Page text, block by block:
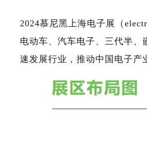
2024慕尼黑上海电子展（
电动车、汽车电子、三代半
速发展行业，推动中国电子产